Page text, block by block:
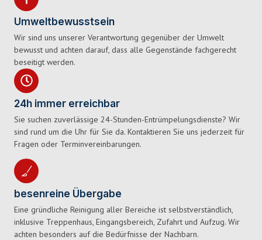
Umweltbewusstsein
Wir sind uns unserer Verantwortung gegenüber der Umwelt
bewusst und achten darauf, dass alle Gegenstände fachgerecht
beseitigt werden.
24h immer erreichbar
Sie suchen zuverlässige 24-Stunden-Entrümpelungsdienste? Wir
sind rund um die Uhr für Sie da. Kontaktieren Sie uns jederzeit für
Fragen oder Terminvereinbarungen.
besenreine Übergabe
Eine gründliche Reinigung aller Bereiche ist selbstverständlich,
inklusive Treppenhaus, Eingangsbereich, Zufahrt und Aufzug. Wir
achten besonders auf die Bedürfnisse der Nachbarn.